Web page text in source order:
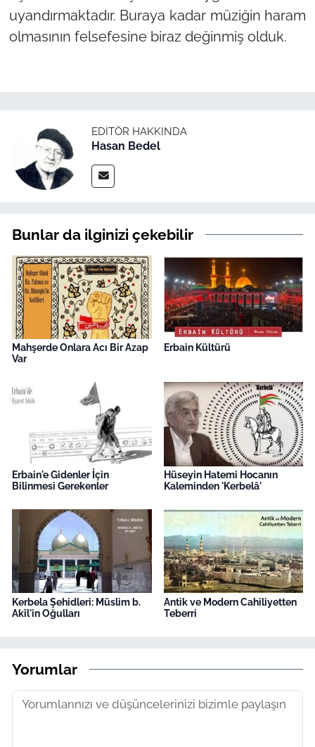
uyandırmaktadır. Buraya kadar müziğin haram
olmasının felsefesine biraz değinmiş olduk.
EDITÖR HAKKINDA
Hasan Bedel
Bunlar da ilginizi çekebilir
Mahşerde Onlara Acı Bir Azap
Var
Erbain Kültürü
Erbain'e Gidenler İçin
Bilinmesi Gerekenler
Hüseyin Hatemi Hocanın
Kaleminden 'Kerbelâ'
Kerbela Şehidleri: Müslim b.
Akîl'in Oğulları
Antik ve Modern Cahiliyetten
Teberri
Yorumlar